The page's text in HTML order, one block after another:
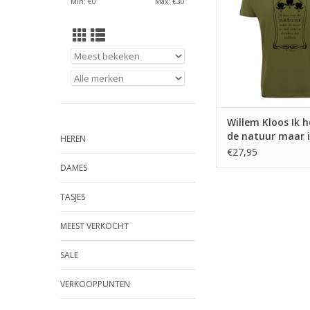
HEREN
DAMES
TASJES
MEEST VERKOCHT
SALE
VERKOOPPUNTEN
1900
TOEVOEGEN AAN
Willem Kloos Ik
de natuur maar
er wel iets te
€27,95